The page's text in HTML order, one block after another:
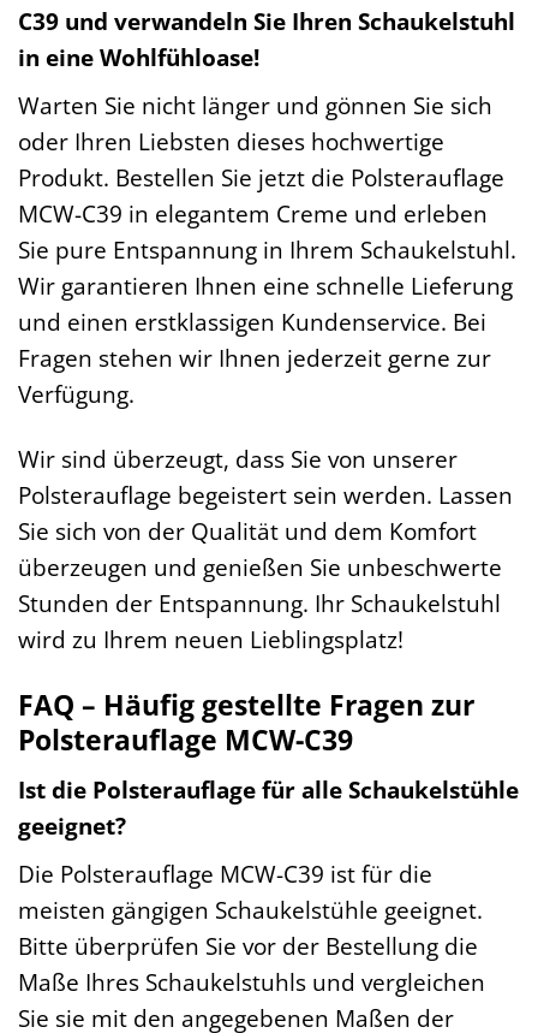
C39 und verwandeln Sie Ihren Schaukelstuhl
in eine Wohlfühloase!
Warten Sie nicht länger und gönnen Sie sich
oder Ihren Liebsten dieses hochwertige
Produkt. Bestellen Sie jetzt die Polsterauflage
MCW-C39 in elegantem Creme und erleben
Sie pure Entspannung in Ihrem Schaukelstuhl.
Wir garantieren Ihnen eine schnelle Lieferung
und einen erstklassigen Kundenservice. Bei
Fragen stehen wir Ihnen jederzeit gerne zur
Verfügung.
Wir sind überzeugt, dass Sie von unserer
Polsterauflage begeistert sein werden. Lassen
Sie sich von der Qualität und dem Komfort
überzeugen und genießen Sie unbeschwerte
Stunden der Entspannung. Ihr Schaukelstuhl
wird zu Ihrem neuen Lieblingsplatz!
FAQ – Häufig gestellte Fragen zur
Polsterauflage MCW-C39
Ist die Polsterauflage für alle Schaukelstühle
geeignet?
Die Polsterauflage MCW-C39 ist für die
meisten gängigen Schaukelstühle geeignet.
Bitte überprüfen Sie vor der Bestellung die
Maße Ihres Schaukelstuhls und vergleichen
Sie sie mit den angegebenen Maßen der